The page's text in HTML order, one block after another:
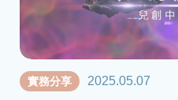
實務分享 2025.05.07